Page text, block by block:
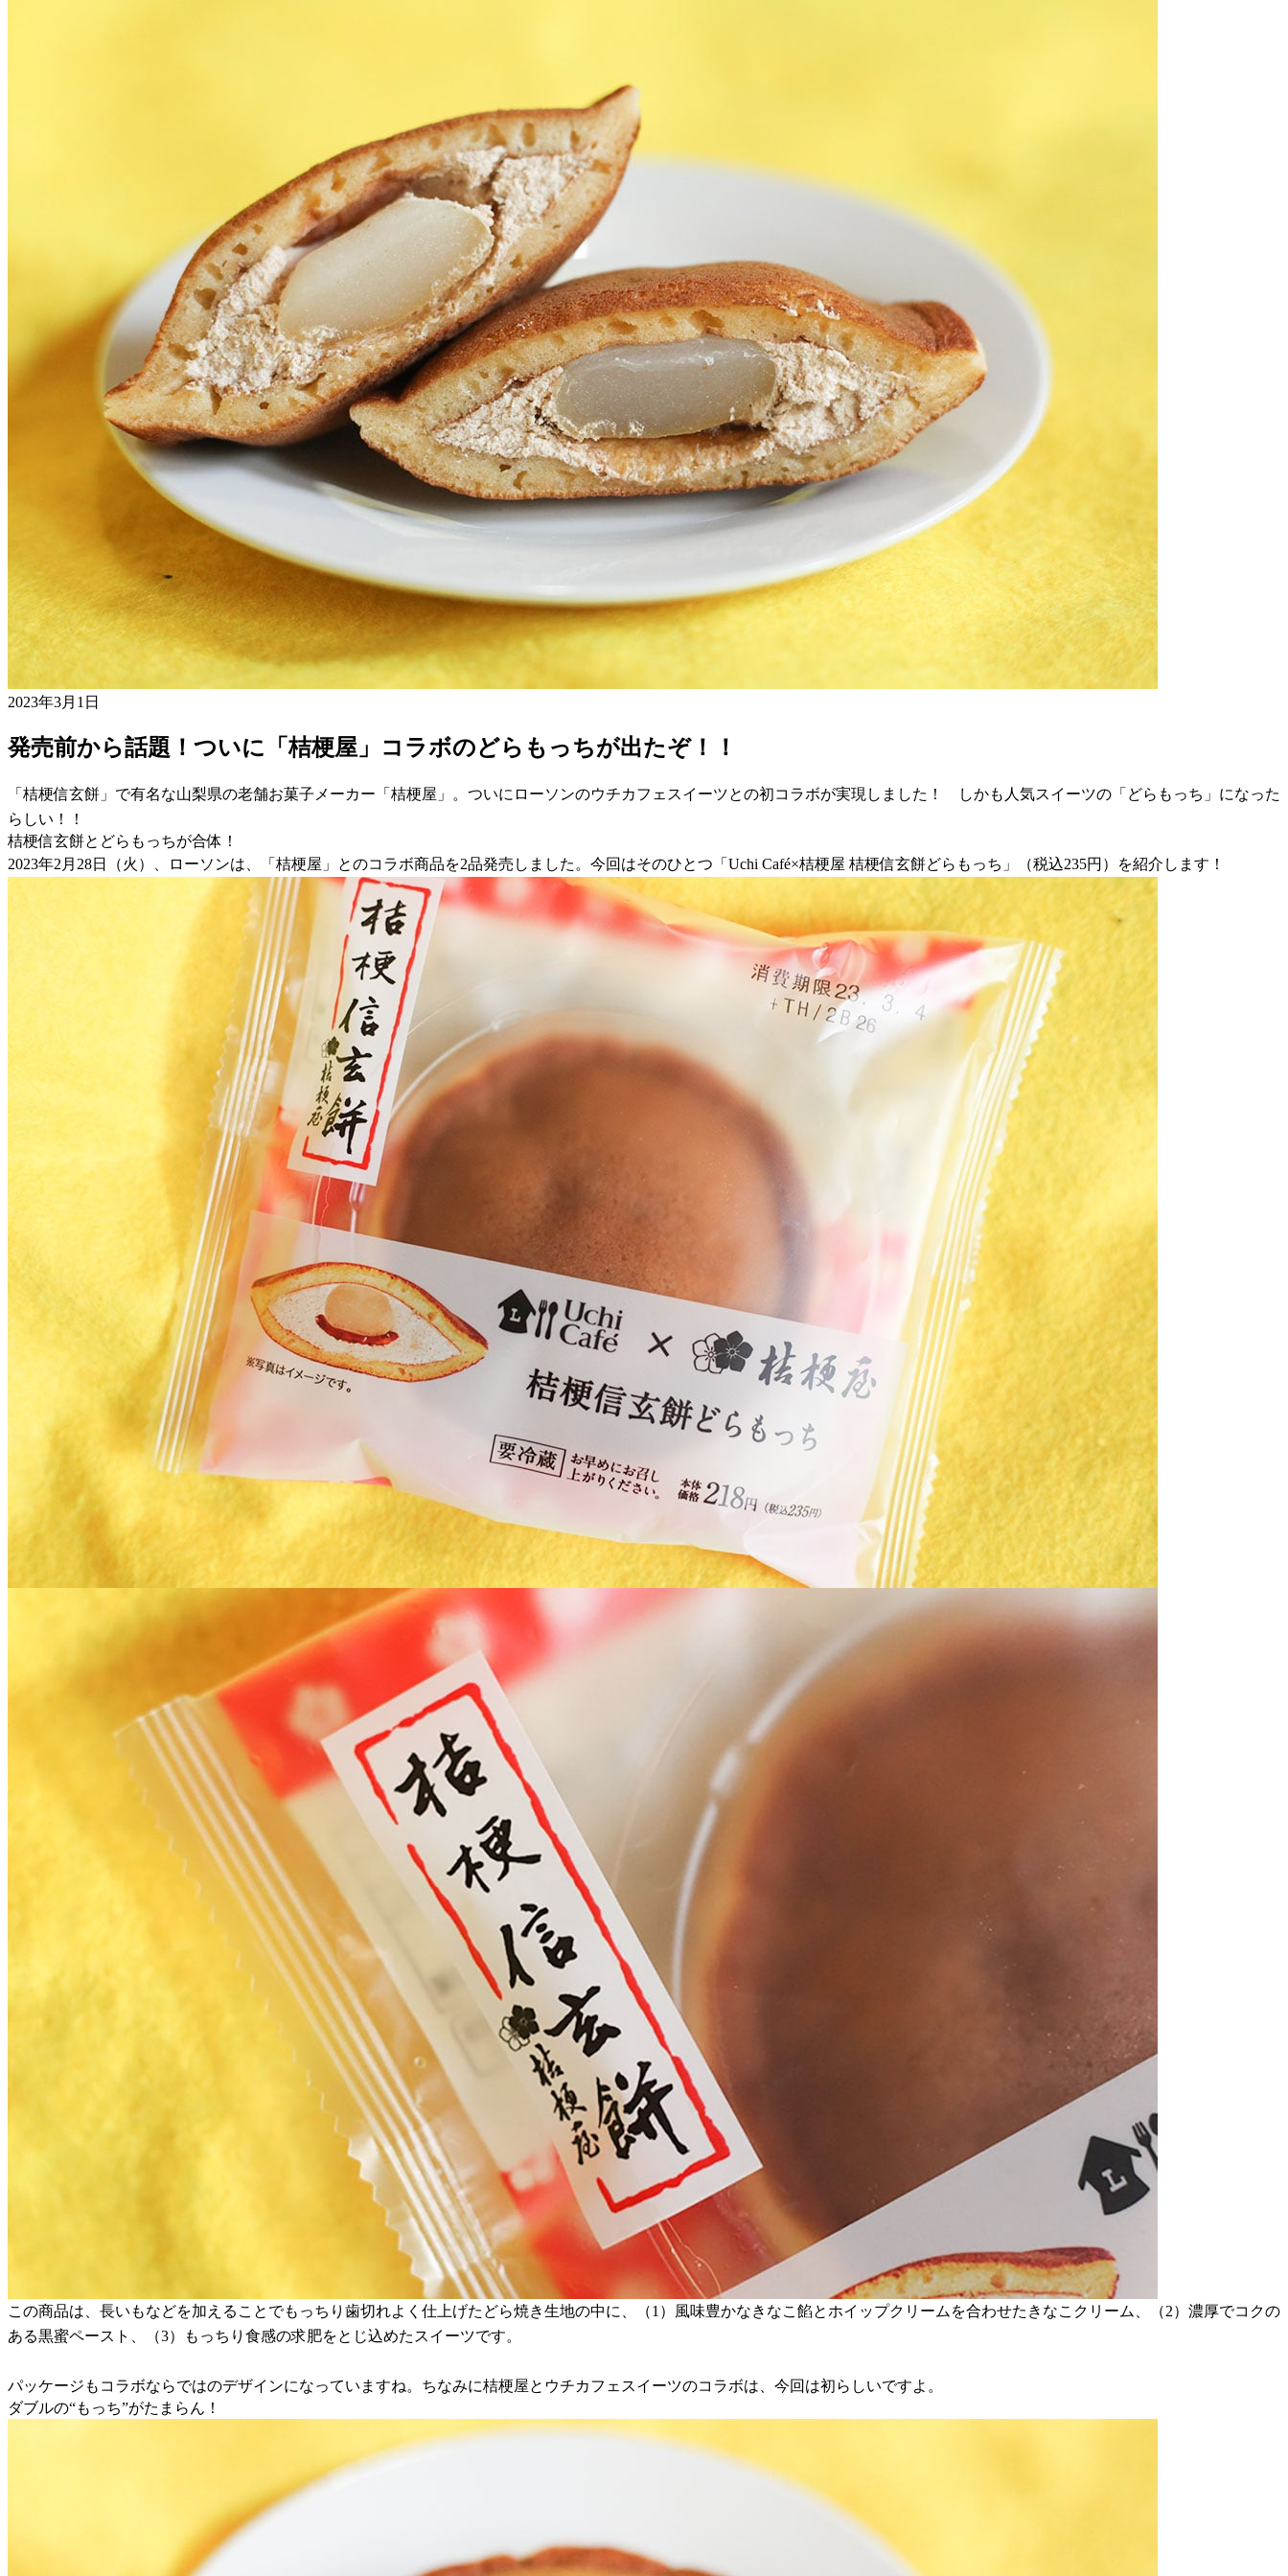
2023年3月1日
発売前から話題！ついに「桔梗屋」コラボのどらもっちが出たぞ！！
「桔梗信玄餅」で有名な山梨県の老舗お菓子メーカー「桔梗屋」。ついにローソンのウチカフェスイーツとの初コラボが実現しました！ しかも人気スイーツの「どらもっち」になった
らしい！！
桔梗信玄餅とどらもっちが合体！
2023年2月28日（火）、ローソンは、「桔梗屋」とのコラボ商品を2品発売しました。今回はそのひとつ「Uchi Café×桔梗屋 桔梗信玄餅どらもっち」（税込235円）を紹介します！
この商品は、長いもなどを加えることでもっちり歯切れよく仕上げたどら焼き生地の中に、（1）風味豊かなきなこ餡とホイップクリームを合わせたきなこクリーム、（2）濃厚でコクの
ある黒蜜ペースト、（3）もっちり食感の求肥をとじ込めたスイーツです。
パッケージもコラボならではのデザインになっていますね。ちなみに桔梗屋とウチカフェスイーツのコラボは、今回は初らしいですよ。
ダブルの“もっち”がたまらん！